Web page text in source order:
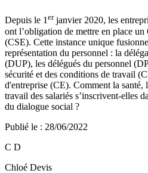
Depuis le 1erjanvier 2020, les
ont l’obligation de mettre en place
(CSE). Cette instance unique
représentation du personnel : la
(DUP), les délégués du personnel
sécurité et des conditions de travail
d'entreprise (CE). Comment la santé,
travail des salariés s’inscrivent-elles
du dialogue social ?
Publié le : 28/06/2022
C D
Chloé Devis